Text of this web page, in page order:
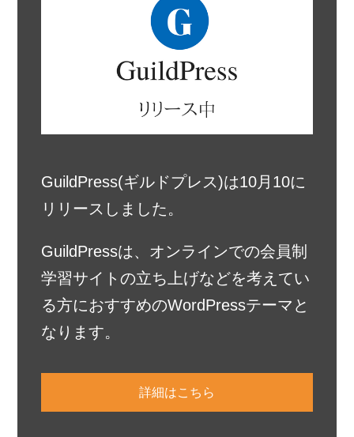
GuildPress(ギルドプレス)は10月10に
リリースしました。
GuildPressは、オンラインでの会員制
学習サイトの立ち上げなどを考えてい
る方におすすめのWordPressテーマと
なります。
詳細はこちら